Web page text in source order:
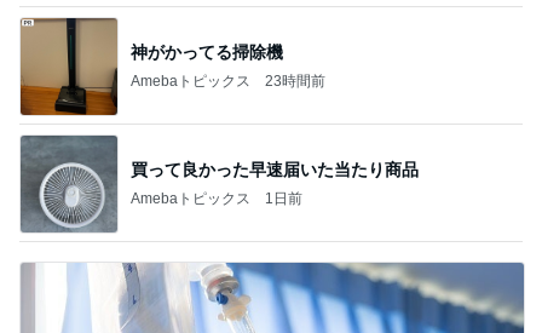
高熱で体力ダダ下がりになった体